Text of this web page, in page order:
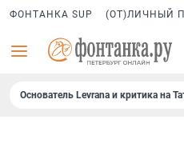
ФОНТАНКА SUP (ОТ)ЛИЧНЫЙ
Основатель Levrana и критика на